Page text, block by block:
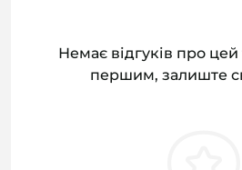
Немає відгуків про цей
першим, залиште